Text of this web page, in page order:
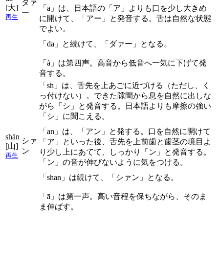
[大]
再生
ダァ
ー
「a」は、日本語の「ア」よりも口を少し大きめ
に開けて、「アー」と発音する。舌は自然な状態
でよい。
「da」と続けて、「ダァー」となる。
「à」は第四声。高音から低音へ一気に下げて発
音する。
shān
[山]
再生
シァ
ン
「sh」は、舌先を上あごに近づける（ただし、く
っ付けない）。できた隙間から息を自然に出しな
がら「シ」と発音する。日本語よりも摩擦の強い
「シ」に聞こえる。
「an」は、「アン」と発する。口を自然に開けて
「ア」といった後、舌先を上前歯と歯茎の境目よ
り少し上にあてて、しっかり「ン」と発音する。
「ン」の音が伸びないように気をつける。
「shan」は続けて、「シァン」となる。
「ā」は第一声。高い音程を保ちながら、そのま
ま伸ばす。